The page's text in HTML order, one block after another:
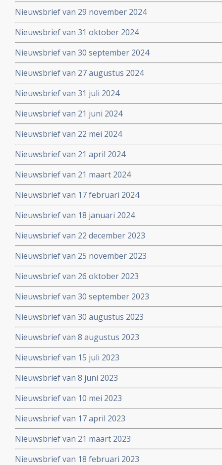
Nieuwsbrief van 29 november 2024
Nieuwsbrief van 31 oktober 2024
Nieuwsbrief van 30 september 2024
Nieuwsbrief van 27 augustus 2024
Nieuwsbrief van 31 juli 2024
Nieuwsbrief van 21 juni 2024
Nieuwsbrief van 22 mei 2024
Nieuwsbrief van 21 april 2024
Nieuwsbrief van 21 maart 2024
Nieuwsbrief van 17 februari 2024
Nieuwsbrief van 18 januari 2024
Nieuwsbrief van 22 december 2023
Nieuwsbrief van 25 november 2023
Nieuwsbrief van 26 oktober 2023
Nieuwsbrief van 30 september 2023
Nieuwsbrief van 30 augustus 2023
Nieuwsbrief van 8 augustus 2023
Nieuwsbrief van 15 juli 2023
Nieuwsbrief van 8 juni 2023
Nieuwsbrief van 10 mei 2023
Nieuwsbrief van 17 april 2023
Nieuwsbrief van 21 maart 2023
Nieuwsbrief van 18 februari 2023